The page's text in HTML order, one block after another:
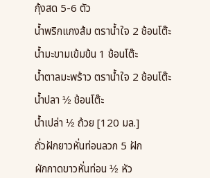
กุ้งสด 5-6 ตัว
น้ำพริกแกงส้ม ตราน้ำใจ 2 ช้อนโต๊ะ
น้ำมะขามเข้มข้น 1 ช้อนโต๊ะ
น้ำตาลมะพร้าว ตราน้ำใจ 2 ช้อนโต๊ะ
น้ำปลา ½ ช้อนโต๊ะ
น้ำเปล่า ½ ถ้วย [120 มล.]
ถั่วฝักยาวหั่นท่อนลวก 5 ฝัก
ผักกาดขาวหั่นท่อน ½ หัว